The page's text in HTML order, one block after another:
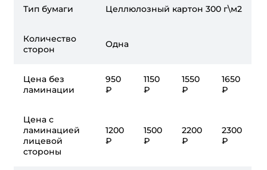
Тип бумаги Целлюлозный картон 300 г\м2
Количество
сторон
Одна
Цена без
ламинации
950
₽
1150
₽
1550
₽
1650
₽
Цена с
ламинацией
лицевой
стороны
1200
₽
1500
₽
2200
₽
2300
₽